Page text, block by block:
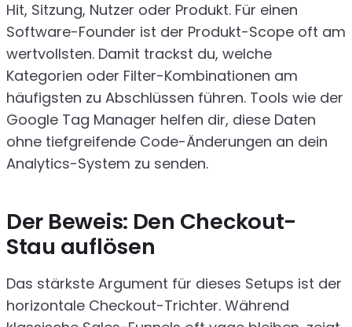
Hit, Sitzung, Nutzer oder Produkt. Für einen
Software-Founder ist der Produkt-Scope oft am
wertvollsten. Damit trackst du, welche
Kategorien oder Filter-Kombinationen am
häufigsten zu Abschlüssen führen. Tools wie der
Google Tag Manager helfen dir, diese Daten
ohne tiefgreifende Code-Änderungen an dein
Analytics-System zu senden.
Der Beweis: Den Checkout-
Stau auflösen
Das stärkste Argument für dieses Setups ist der
horizontale Checkout-Trichter. Während